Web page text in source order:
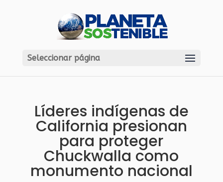
Seleccionar página
Líderes indígenas de
California presionan
para proteger
Chuckwalla como
monumento nacional